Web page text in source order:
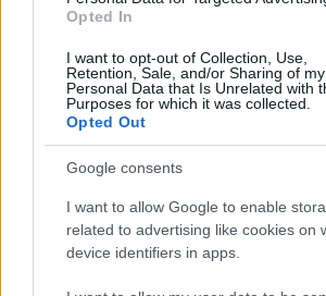
Opted In
I want to opt-out of Collection, Use,
Retention, Sale, and/or Sharing of my
Personal Data that Is Unrelated with
Purposes for which it was collected.
Opted Out
Google consents
I want to allow Google to enable
related to advertising like cookies on
device identifiers in apps.
envejecimiento
Es una crema colorante de
fórmula innovadora se basa en
Alcoholes Grasos
generación que son
protectoresde los
La combinación de dichas
obtenerresultados
en la coloración permite